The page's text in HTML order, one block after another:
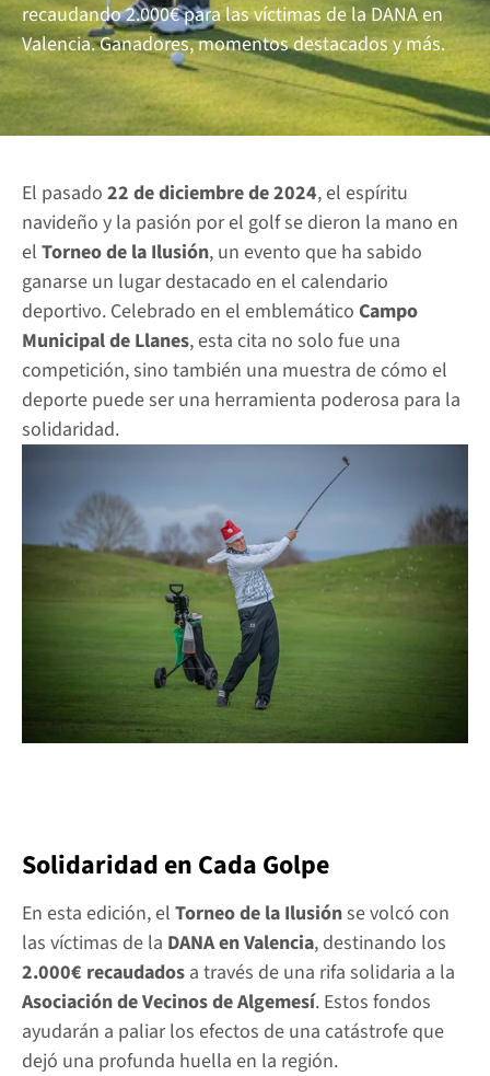
recaudando 2.000€ para las víctimas de la DANA en
Valencia. Ganadores, momentos destacados y más.
Contact us
El pasado 22 de diciembre de 2024, el espíritu
navideño y la pasión por el golf se dieron la mano en
el Torneo de la Ilusión, un evento que ha sabido
ganarse un lugar destacado en el calendario
deportivo. Celebrado en el emblemático Campo
Municipal de Llanes, esta cita no solo fue una
competición, sino también una muestra de cómo el
deporte puede ser una herramienta poderosa para la
solidaridad.
Solidaridad en Cada Golpe
En esta edición, el Torneo de la Ilusión se volcó con
las víctimas de la DANA en Valencia
2.000€ recaudados
Asociación de Vecinos de Algemesí. Estos fondos
ayudarán a paliar los efectos de una catástrofe que
dejó una profunda huella en la región.